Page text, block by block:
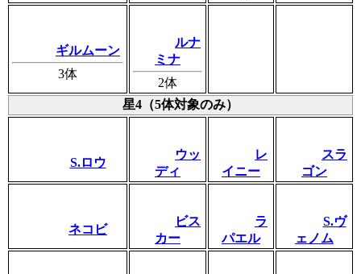
ギルムーン
3体
ルナ
ミナ
2体
星4（5体対象のみ）
S.ロウ
ウッ
ディ
レ
イニー
スラ
ゴン
ネコビ
ビス
カー
ラ
パエル
S.ヴ
ェノム